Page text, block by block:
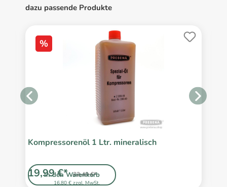
dazu passende Produkte
%
Kompressorenöl 1 Ltr. mineralisch
In den Warenkorb
16,80 € zzgl. MwSt.
19,99 €* 32,49 €*